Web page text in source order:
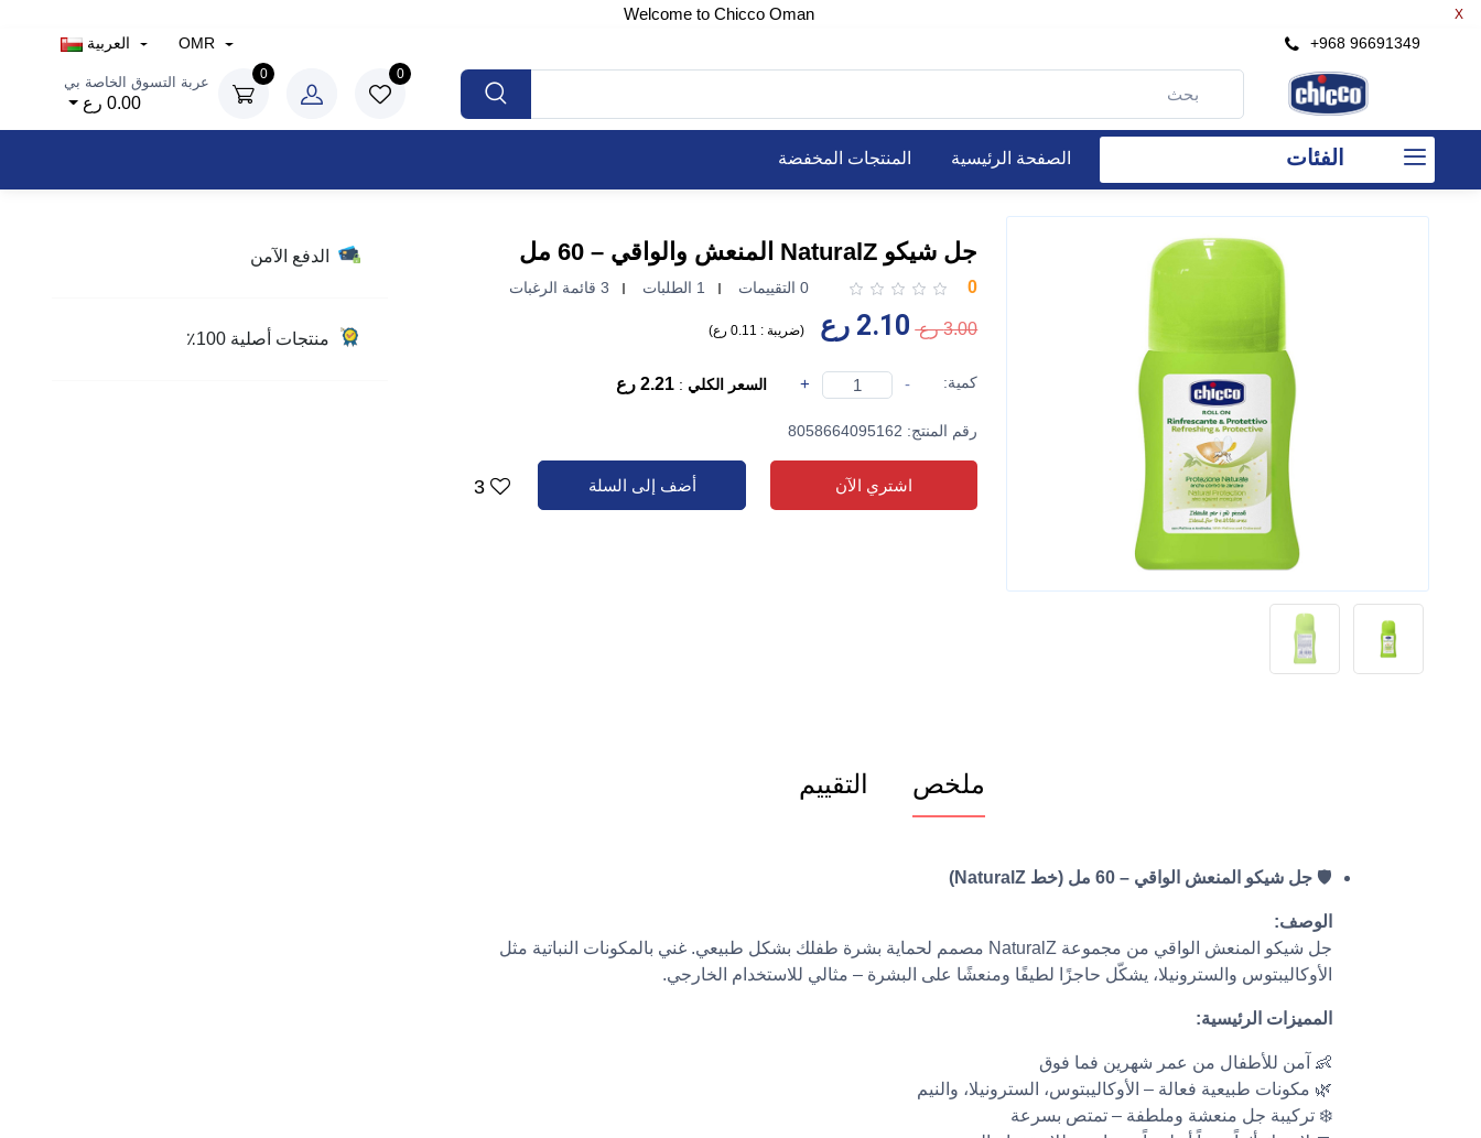
Welcome to Chicco Oman X
+968 96691349
OMR
0
0 عربة التسوق الخاصة بي
0.00 رع
الفئات الصفحة الرئيسية المنتجات المخفضة
جل شيكو NaturalZ المنعش والواقي – 60 مل
0 0 التقييمات 1 الطلبات 3 قائمة الرغبات
3.00 رع 2.10 رع (ضريبة : 0.11 رع )
كمية: -
+ السعر الكلي : 2.21 رع
رقم المنتج: 8058664095162
اشتري الآن أضف إلى السلة 3
ملخص التقييم
🛡️ جل شيكو المنعش الواقي – 60 مل (خط NaturalZ)
الوصف:
جل شيكو المنعش الواقي من مجموعة NaturalZ مصمم لحماية بشرة طفلك بشكل طبيعي. غني بالمكونات النباتية مثل
الأوكاليبتوس والسترونيلا، يشكّل حاجزًا لطيفًا ومنعشًا على البشرة – مثالي للاستخدام الخارجي.
المميزات الرئيسية:
👶 آمن للأطفال من عمر شهرين فما فوق
🌿 مكونات طبيعية فعالة – الأوكاليبتوس، السترونيلا، والنيم
❄️ تركيبة جل منعشة وملطفة – تمتص بسرعة
الدفع الآمن
منتجات أصلية 100٪